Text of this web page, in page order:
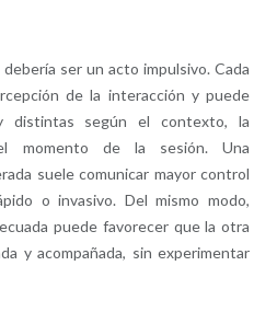
ser un acto impulsivo. Cada
de la interacción y puede
distintas según el contexto, la
momento de la sesión. Una
suele comunicar mayor control
o invasivo. Del mismo modo,
puede favorecer que la otra
y acompañada, sin experimentar